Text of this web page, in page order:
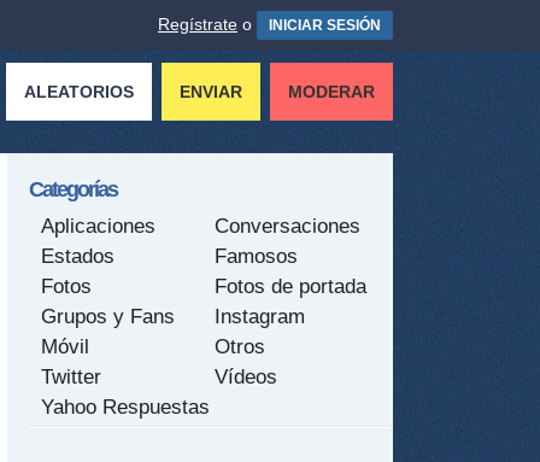
Regístrate o INICIAR SESIÓN
ALEATORIOS ENVIAR MODERAR
Categorías
Aplicaciones
Conversaciones
Estados
Famosos
Fotos
Fotos de portada
Grupos y Fans
Instagram
Móvil
Otros
Twitter
Vídeos
Yahoo Respuestas